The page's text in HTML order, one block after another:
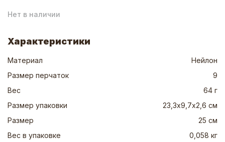
Нет в наличии
Характеристики
Материал
Нейлон
Размер перчаток
9
Вес
64 г
Размер упаковки
23,3х9,7х2,6 см
Размер
25 см
Вес в упаковке
0,058 кг